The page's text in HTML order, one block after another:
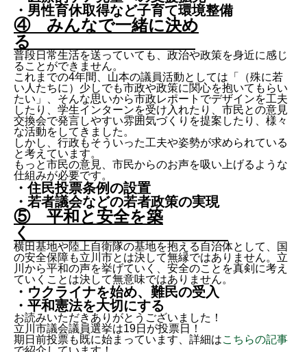
・男性育休取得など子育て環境整備
④ みんなで一緒に決め
る
普段日常生活を送っていても、政治や政策を身近に感じ
ることができません。
これまでの4年間、山本の議員活動としては「（殊に若
い人たちに）少しでも市政や政策に関心を抱いてもらい
たい」、そんな思いから市政レポートでデザインを工夫
したり、学生インターンを受け入れたり、市民との意見
交換会で発言しやすい雰囲気づくりを提案したり、様々
な活動をしてきました。
しかし、行政もそういった工夫や姿勢が求められている
と考えています。
もっと市民の意見、市民からのお声を吸い上げるような
仕組みが必要です。
・住民投票条例の設置
・若者議会などの若者政策の実現
⑤ 平和と安全を築
く
横田基地や陸上自衛隊の基地を抱える自治体として、国
の安全保障も立川市とは決して無縁ではありません。立
川から平和の声を挙げていく、安全のことを真剣に考え
ていくことは決して無意味ではありません。
・ウクライナを始め、難民の受入
・平和憲法を大切にする
お読みいただきありがとうございました！
立川市議会議員選挙は19日が投票日！
期日前投票も既に始まっています、詳細はこちらの記事